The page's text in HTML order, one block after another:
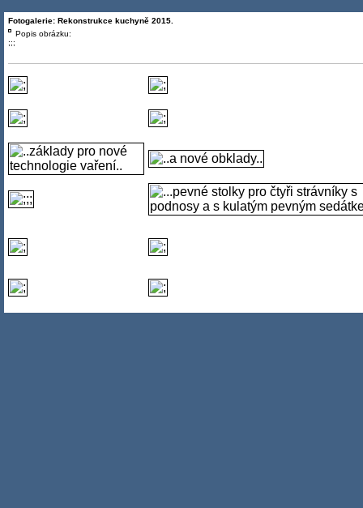
Fotogalerie: Rekonstrukce kuchyně 2015.
Popis obrázku:
;;;